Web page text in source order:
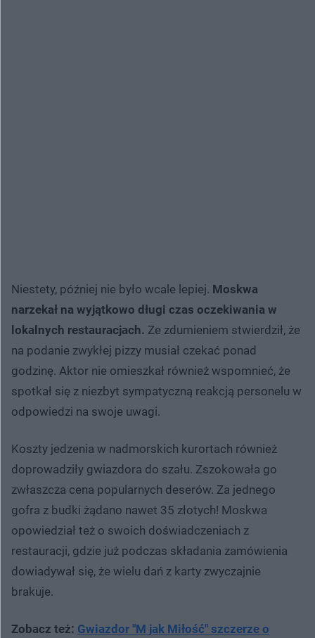
Niestety, później nie było wcale lepiej. Moskwa
narzekał na wyjątkowo długi czas oczekiwania w
lokalnych restauracjach. Ze zdumieniem stwierdził, że
na podanie zwykłej pizzy musiał czekać ponad
godzinę. Aktor nie omieszkał również wspomnieć, że
spotkał się z niezbyt sympatyczną reakcją personelu w
odpowiedzi na swoje uwagi.
Koszty jedzenia w nadmorskich kurortach również
doprowadziły gwiazdora do szału. Zszokowała go
zwłaszcza cena popularnych deserów. Za jednego
gofra z budki żądano nawet 35 złotych! Moskwa
opowiedział też o swoich doświadczeniach z
restauracji, gdzie już podczas składania zamówienia
dowiadywał się, że wielu dań z karty zwyczajnie
brakuje.
Zobacz też: Gwiazdor "M jak Miłość" szczerze o